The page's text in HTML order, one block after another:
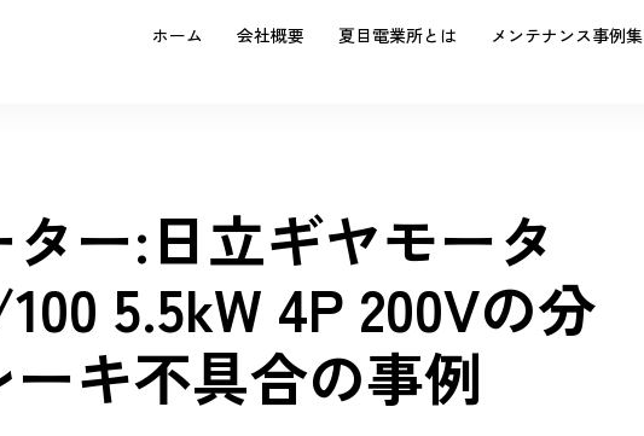
ホーム 会社概要 夏目電業所とは メンテナンス事例集
ー:日立ギヤモータ
5.5kW 4P 200Vの分
キ不具合の事例